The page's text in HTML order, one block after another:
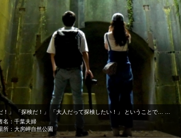
！」 「探検だ！」 「大人だって探検したい！」 ということで… …
名：千葉夫婦
所：大房岬自然公園